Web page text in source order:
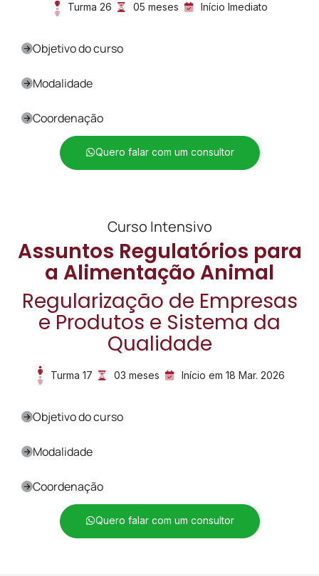
Turma 26 05 meses Início Imediato
Objetivo do curso
Modalidade
Coordenação
Quero falar com um consultor
Curso Intensivo
Assuntos Regulatórios para
a Alimentação Animal
Regularização de Empresas
e Produtos e Sistema da
Qualidade
Turma 17 03 meses Início em 18 Mar. 2026
Objetivo do curso
Modalidade
Coordenação
Quero falar com um consultor